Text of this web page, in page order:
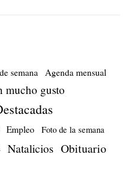
semana Agenda mensual
mucho gusto
Empleo Foto de la semana
Natalicios Obituario